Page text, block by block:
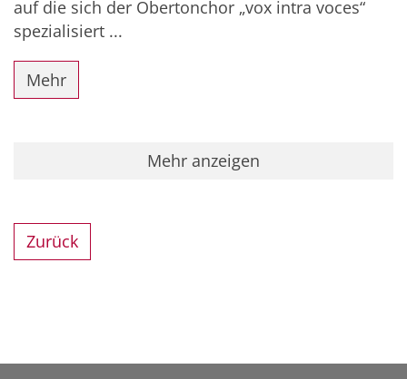
auf die sich der Obertonchor „vox intra voces“
spezialisiert ...
Mehr
Mehr anzeigen
Zurück